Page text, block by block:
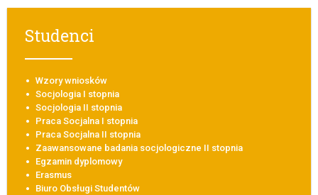
Studenci
Wzory wniosków
Socjologia I stopnia
Socjologia II stopnia
Praca Socjalna I stopnia
Praca Socjalna II stopnia
Zaawansowane badania socjologiczne II stopnia
Egzamin dyplomowy
Erasmus
Biuro Obsługi Studentów